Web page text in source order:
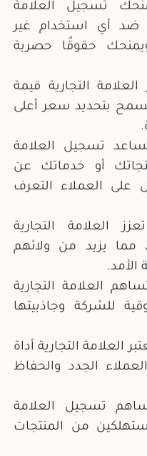
تسجيل العلامة
ضد أي استخدام غير
حقوقًا حصرية
التجارية قيمة
يسمح بتحديد سعر أعلى
تسجيل العلامة
أو خدماتك عن
على العملاء التعرف
العلامة التجارية
مما يزيد من ولائهم
الأمد.
العلامة التجارية
للشركة وجاذبيتها
العلامة التجارية أداة
الجدد والحفاظ
تسجيل العلامة
من المنتجات